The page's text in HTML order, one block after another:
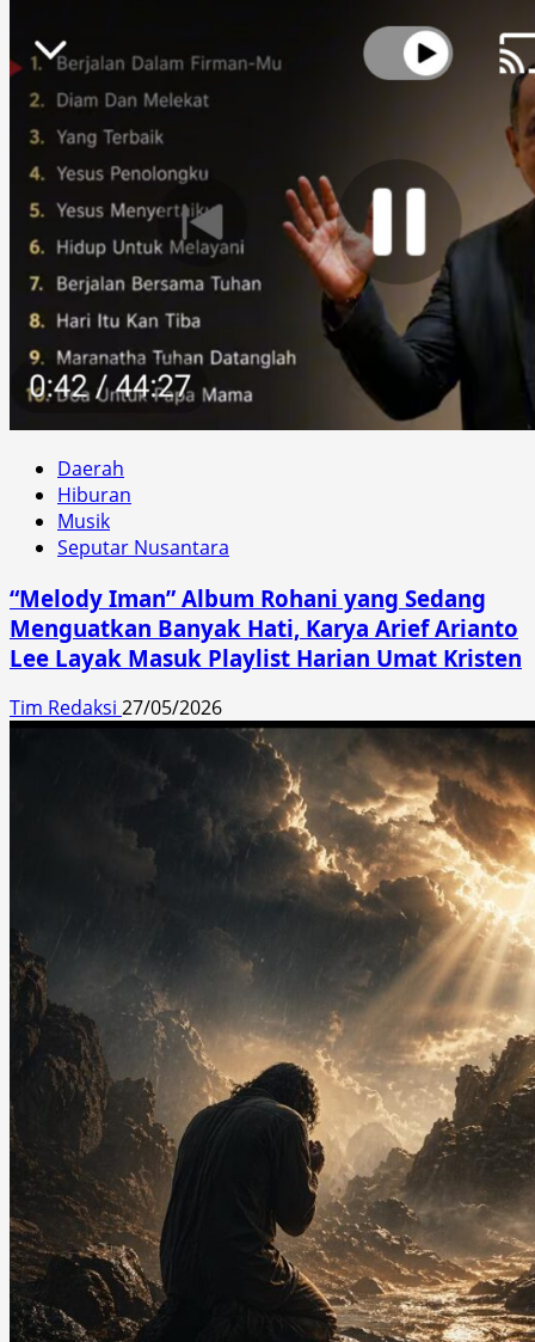
Daerah
Hiburan
Musik
Seputar Nusantara
“Melody Iman” Album Rohani yang Sedang
Menguatkan Banyak Hati, Karya Arief Arianto
Lee Layak Masuk Playlist Harian Umat Kristen
Tim Redaksi 27/05/2026